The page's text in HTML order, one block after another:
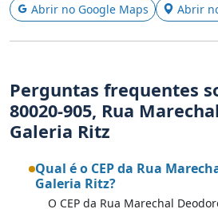
Abrir no Google Maps Abrir
Perguntas frequentes
80020-905, Rua
Galeria Ritz
Qual é o CEP da Rua
Galeria Ritz?
O CEP da Rua Marechal